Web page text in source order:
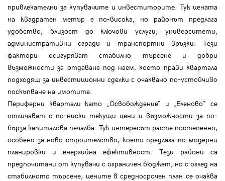
привлекателни за купувачите и инвеститорите. Тук цената
на квадратен метър е по-висока, но районът предлага
удобство, близост до ключови услуги, университети,
административни сгради и транспортни връзки. Тези
фактори осигуряват стабилно търсене и добри
възможности за отдаване под наем, което прави квартала
подходящ за инвестиционни сделки с очаквано по-устойчиво
поскъпване на имотите.
Периферни квартали като „Освобождение“ и „Еленово“ се
отличават с по-ниски текущи цени и възможности за по-
бърза капиталова печалба. Тук интересът расте постепенно,
особено за ново строителство, което предлага по-модерни
планировки и енергийна ефективност. Тези райони са
предпочитани от купувачи с ограничен бюджет, но с оглед на
стабилното търсене, цените в средносрочен план се очаква